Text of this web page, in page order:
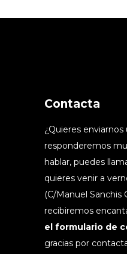
Contacta
¿Quieres enviarnos
responderemos
hablar, puedes
quieres venir a
(C/Manuel Sanchis
recibiremos
el formulario de
gracias por